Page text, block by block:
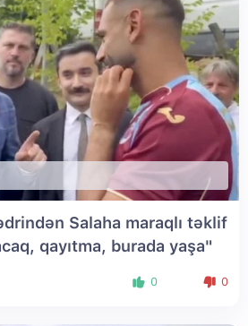
Salaha maraqlı təklif
qayıtma, burada yaşa"
0 0